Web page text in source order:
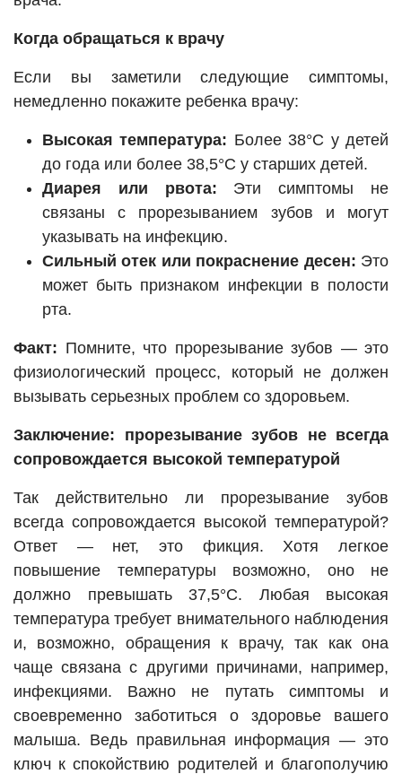
Когда обращаться к врачу
Если вы заметили следующие симптомы,
немедленно покажите ребенка врачу:
Высокая температура: Более 38°C у детей
до года или более 38,5°C у старших детей.
Диарея или рвота: Эти симптомы не
связаны с прорезыванием зубов и могут
указывать на инфекцию.
Сильный отек или покраснение десен: Это
может быть признаком инфекции в полости
рта.
Факт: Помните, что прорезывание зубов — это
физиологический процесс, который не должен
вызывать серьезных проблем со здоровьем.
Заключение: прорезывание зубов не всегда
сопровождается высокой температурой
Так действительно ли прорезывание зубов
всегда сопровождается высокой температурой?
Ответ — нет, это фикция. Хотя легкое
повышение температуры возможно, оно не
должно превышать 37,5°C. Любая высокая
температура требует внимательного наблюдения
и, возможно, обращения к врачу, так как она
чаще связана с другими причинами, например,
инфекциями. Важно не путать симптомы и
своевременно заботиться о здоровье вашего
малыша. Ведь правильная информация — это
ключ к спокойствию родителей и благополучию